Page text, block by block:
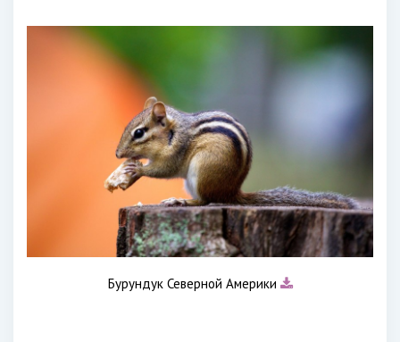
Бурундук Северной Америки